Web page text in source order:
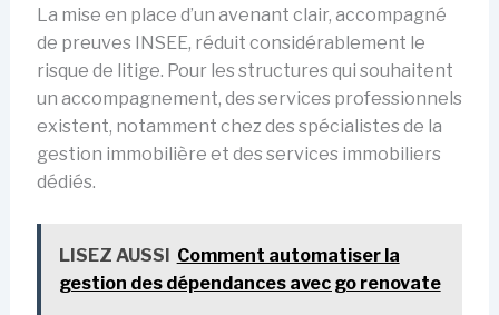
La mise en place d’un avenant clair, accompagné
de preuves INSEE, réduit considérablement le
risque de litige. Pour les structures qui souhaitent
un accompagnement, des services professionnels
existent, notamment chez des spécialistes de la
gestion immobilière et des services immobiliers
dédiés.
LISEZ AUSSI
Comment automatiser la
gestion des dépendances avec go renovate